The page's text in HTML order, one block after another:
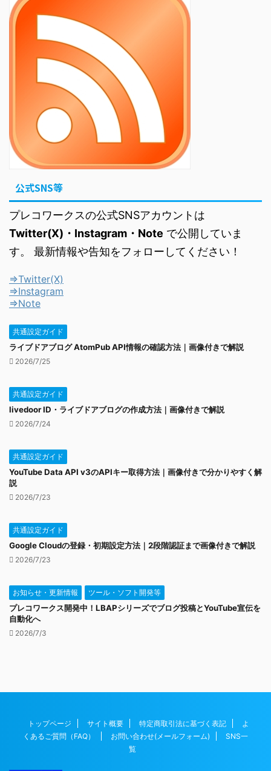
公式SNS等
プレコワークスの公式SNSアカウントは
Twitter(X)・Instagram・Note で公開していま
す。 最新情報や告知をフォローしてください！
⇒Twitter(X)
⇒Instagram
⇒Note
共通設定ガイド
ライブドアブログ AtomPub API情報の確認方法｜画像付きで解説
2026/7/25
共通設定ガイド
livedoor ID・ライブドアブログの作成方法｜画像付きで解説
2026/7/24
共通設定ガイド
YouTube Data API v3のAPIキー取得方法｜画像付きで分かりやすく解
説
2026/7/23
共通設定ガイド
Google Cloudの登録・初期設定方法｜2段階認証まで画像付きで解説
2026/7/23
お知らせ・更新情報 ツール・ソフト開発等
プレコワークス開発中！LBAPシリーズでブログ投稿とYouTube宣伝を
自動化へ
2026/7/3
トップページ サイト概要 特定商取引法に基づく表記
よ
くあるご質問（FAQ）
お問い合わせ(メールフォーム)
SNS一
覧